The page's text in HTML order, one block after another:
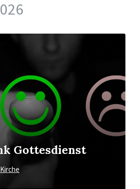
Gottesdienst
Kirche